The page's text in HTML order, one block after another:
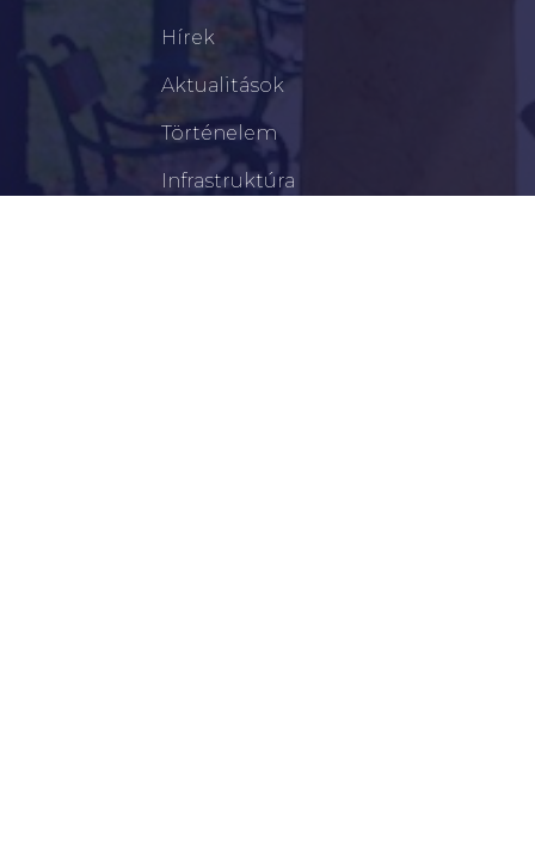
Hírek
Aktualitások
Történelem
Infrastruktúra